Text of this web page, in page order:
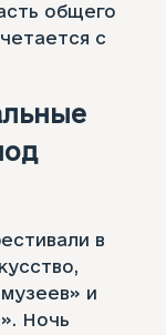
общего
с
в
и
Ночь